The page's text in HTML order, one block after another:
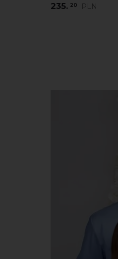
235. 20 PLN